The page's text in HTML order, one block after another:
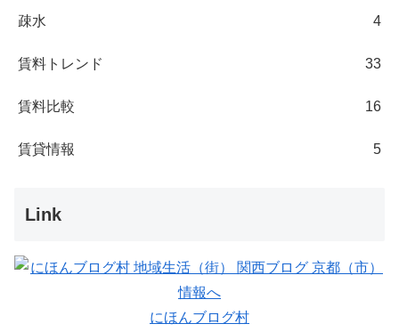
疎水 4
賃料トレンド 33
賃料比較 16
賃貸情報 5
Link
にほんブログ村